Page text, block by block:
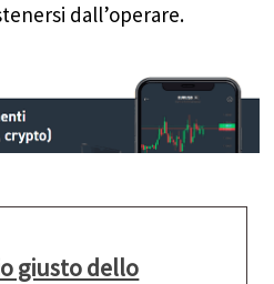
dall’operare.
giusto dello